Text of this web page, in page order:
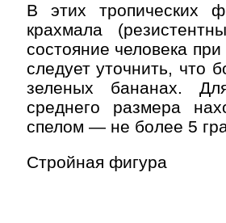
В этих тропических
крахмала
состояние человека
следует уточнить, что
зеленых бананах.
среднего размера
спелом — не более 5
Стройная фигура